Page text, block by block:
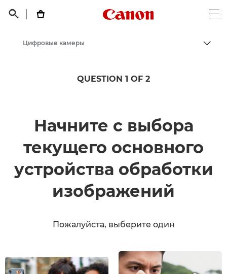
 
Canon Logo, back
Цифровые камеры
QUESTION 1 OF 2
Начните с выбора
текущего основного
устройства обработки
изображений
Пожалуйста, выберите один